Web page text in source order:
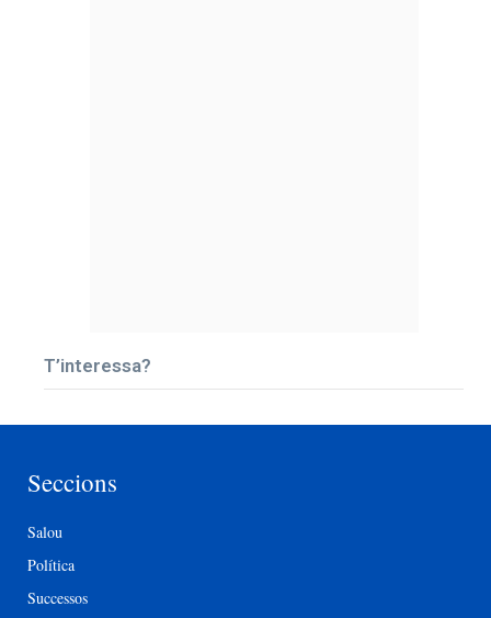
T’interessa?
Seccions
Salou
Política
Successos